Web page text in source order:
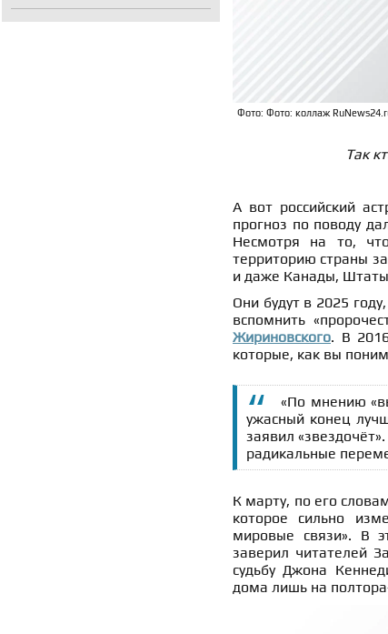
Фото: Фото: коллаж
Так
А вот российский
прогноз по поводу
Несмотря на то,
территорию страны
и даже Канады,
Они будут в 2025
вспомнить
Жириновского. В
которые, как вы
«По мнению
ужасный конец
заявил
радикальные
К марту, по его
которое сильно
мировые связи». В
заверил читателей
судьбу Джона
дома лишь на